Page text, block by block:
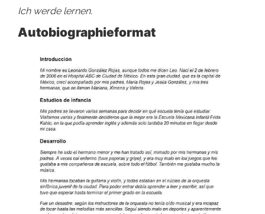
Ich werde lernen.
Autobiographieformat